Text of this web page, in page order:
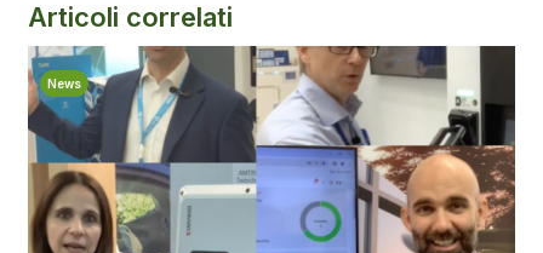
Articoli correlati
News